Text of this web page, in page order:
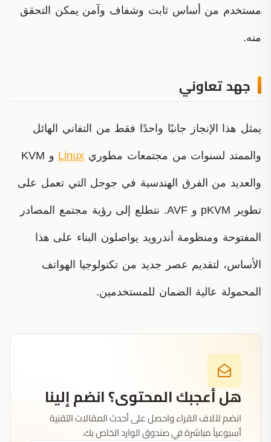
مستخدم من أساس ثابت وشفاف وآمن يمكن التحقق
منه.
جهد تعاوني
يمثل هذا الإنجاز جانبًا واحدًا فقط من التفاني الهائل
والممتد لسنوات من مجتمعات مطوري Linux و KVM
والعديد من الفرق الهندسية في جوجل التي تعمل على
تطوير pKVM و AVF. نتطلع إلى رؤية مجتمع المصادر
المفتوحة ومنظومة أندرويد يواصلون البناء على هذا
الأساس، لتقديم عصر جديد من تكنولوجيا الهواتف
المحمولة عالية الضمان للمستخدمين.
هل أعجبك المحتوى؟ انضم إلينا
انضم لآلاف القراء واحصل على أحدث المقالات التقنية
أسبوعياً مباشرة في صندوق الوارد الخاص بك.